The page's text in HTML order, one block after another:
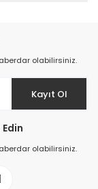
olabilirsiniz.
Kayıt Ol
olabilirsiniz.